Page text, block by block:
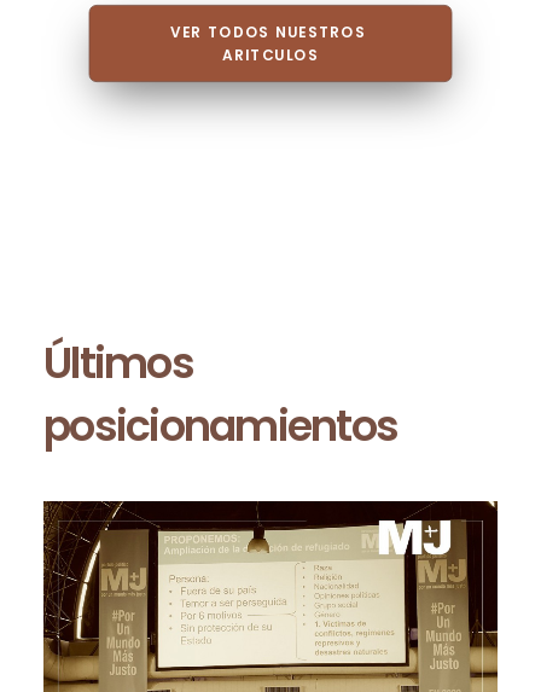
VER TODOS NUESTROS
ARITCULOS
Últimos
posicionamientos